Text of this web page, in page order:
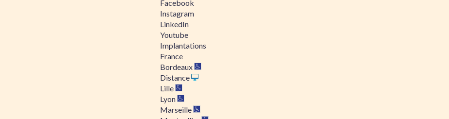
Facebook
Instagram
LinkedIn
Youtube
Implantations
France
Bordeaux
Distance
Lille
Lyon
Marseille